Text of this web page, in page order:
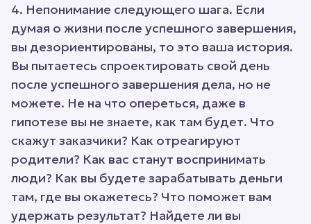
4. Непонимание следующего шага. Если
думая о жизни после успешного завершения,
вы дезориентированы, то это ваша история.
Вы пытаетесь спроектировать свой день
после успешного завершения дела, но не
можете. Не на что опереться, даже в
гипотезе вы не знаете, как там будет. Что
скажут заказчики? Как отреагируют
родители? Как вас станут воспринимать
люди? Как вы будете зарабатывать деньги
там, где вы окажетесь? Что поможет вам
удержать результат? Найдете ли вы